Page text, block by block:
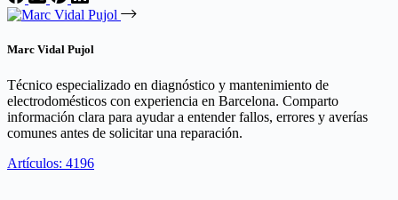
Marc Vidal Pujol
Técnico especializado en diagnóstico y mantenimiento de
electrodomésticos con experiencia en Barcelona. Comparto
información clara para ayudar a entender fallos, errores y averías
comunes antes de solicitar una reparación.
Artículos: 4196